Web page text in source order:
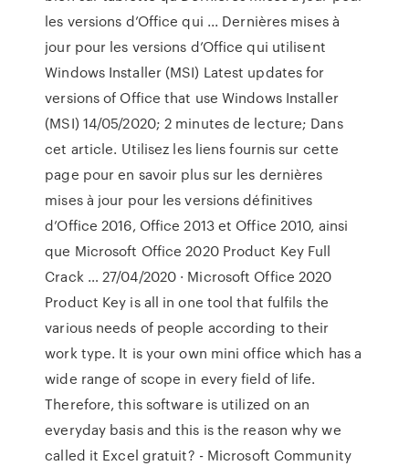
les versions d’Office qui ... Dernières mises à
jour pour les versions d’Office qui utilisent
Windows Installer (MSI) Latest updates for
versions of Office that use Windows Installer
(MSI) 14/05/2020; 2 minutes de lecture; Dans
cet article. Utilisez les liens fournis sur cette
page pour en savoir plus sur les dernières
mises à jour pour les versions définitives
d’Office 2016, Office 2013 et Office 2010, ainsi
que Microsoft Office 2020 Product Key Full
Crack … 27/04/2020 · Microsoft Office 2020
Product Key is all in one tool that fulfils the
various needs of people according to their
work type. It is your own mini office which has a
wide range of scope in every field of life.
Therefore, this software is utilized on an
everyday basis and this is the reason why we
called it Excel gratuit? - Microsoft Community